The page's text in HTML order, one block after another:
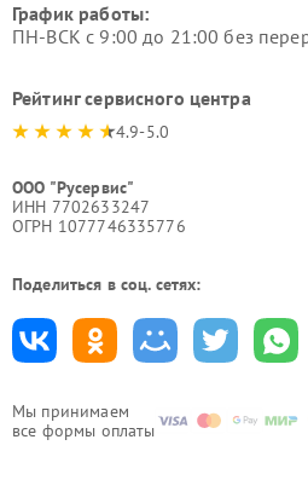
Мы принимаем
все формы оплаты
График работы:
ПН-ВСК с 9:00 до 21:00 без
Рейтинг сервисного центра
4.9-5.0
ООО "Русервис"
ИНН 7702633247
ОГРН 1077746335776
Поделиться в соц. сетях: